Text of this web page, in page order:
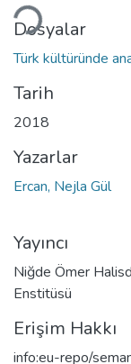
Dosyalar
Türk kültüründe
Tarih
2018
Yazarlar
Ercan, Nejla Gül
Yayıncı
Niğde Ömer
Enstitüsü
Erişim Hakkı
info:eu-repo/